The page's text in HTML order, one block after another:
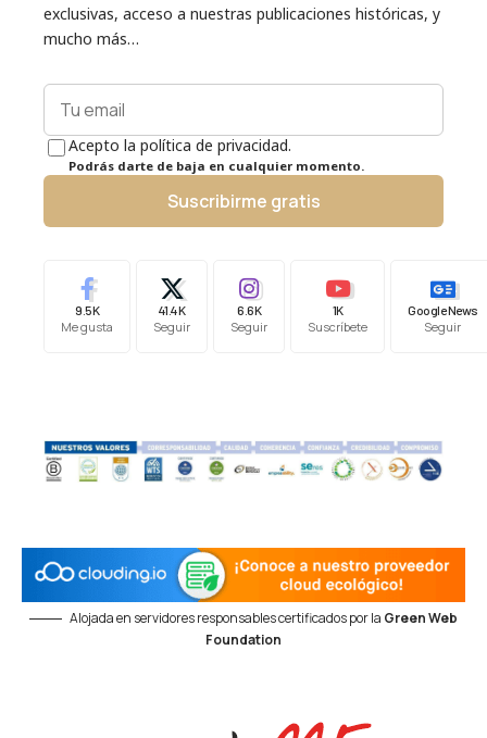
exclusivas, acceso a nuestras publicaciones históricas, y
mucho más…
Acepto la política de privacidad.
Podrás darte de baja en cualquier momento.
Suscribirme gratis
9.5K
Me gusta
41.4K
Seguir
6.6K
Seguir
1K
Suscríbete
Google News
Seguir
Alojada en servidores responsables certificados por la Green Web
Foundation